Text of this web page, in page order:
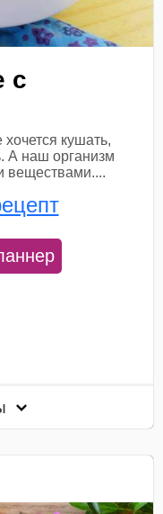
с
кушать,
А наш организм
веществами....